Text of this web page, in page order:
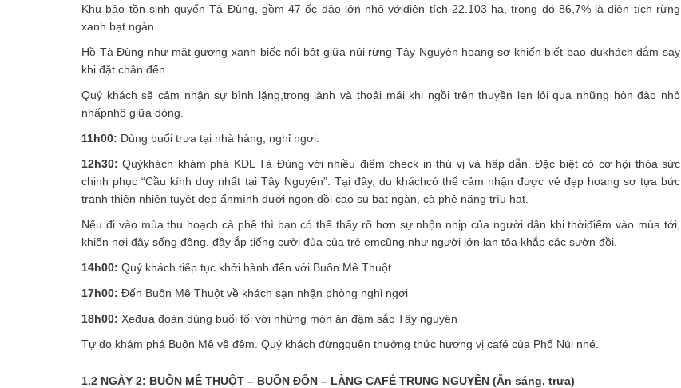
Khu bảo tồn sinh quyển Tà Đùng, gồm 47 ốc đảo lớn nhỏ vớidiện tích 22.103 ha, trong đó 86,7% là diện tích rừng
xanh bạt ngàn.
Hồ Tà Đùng như mặt gương xanh biếc nổi bật giữa núi rừng Tây Nguyên hoang sơ khiến biết bao dukhách đắm say
khi đặt chân đến.
Quý khách sẽ cảm nhận sự bình lặng,trong lành và thoải mái khi ngồi trên thuyền len lỏi qua những hòn đảo nhỏ
nhấpnhô giữa dòng.
11h00: Dùng buổi trưa tại nhà hàng, nghỉ ngơi.
12h30: Quýkhách khám phá KDL Tà Đùng với nhiều điểm check in thú vị và hấp dẫn. Đặc biệt có cơ hội thỏa sức
chinh phục “Cầu kính duy nhất tại Tây Nguyên”. Tại đây, du kháchcó thể cảm nhận được vẻ đẹp hoang sơ tựa bức
tranh thiên nhiên tuyệt đẹp ẩnmình dưới ngọn đồi cao su bạt ngàn, cà phê nặng trĩu hạt.
Nếu đi vào mùa thu hoạch cà phê thì bạn có thể thấy rõ hơn sự nhộn nhịp của người dân khi thờiđiểm vào mùa tới,
khiến nơi đây sống động, đầy ắp tiếng cười đùa của trẻ emcũng như người lớn lan tỏa khắp các sườn đồi.
14h00: Quý khách tiếp tục khởi hành đến với Buôn Mê Thuột.
17h00: Đến Buôn Mê Thuột về khách sạn nhận phòng nghỉ ngơi
18h00: Xeđưa đoàn dùng buổi tối với những món ăn đậm sắc Tây nguyên
Tự do khám phá Buôn Mê về đêm. Quý khách đừngquên thưởng thức hương vị café của Phố Núi nhé.
1.2 NGÀY 2: BUÔN MÊ THUỘT – BUÔN ĐÔN – LÀNG CAFÉ TRUNG NGUYÊN (Ăn sáng, trưa)